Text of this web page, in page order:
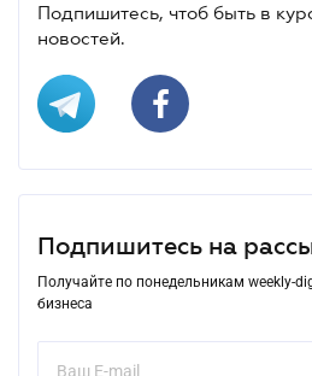
Подпишитесь, чтоб быть в
новостей.
Подпишитесь на
Получайте по понедельникам weekly-
бизнеса